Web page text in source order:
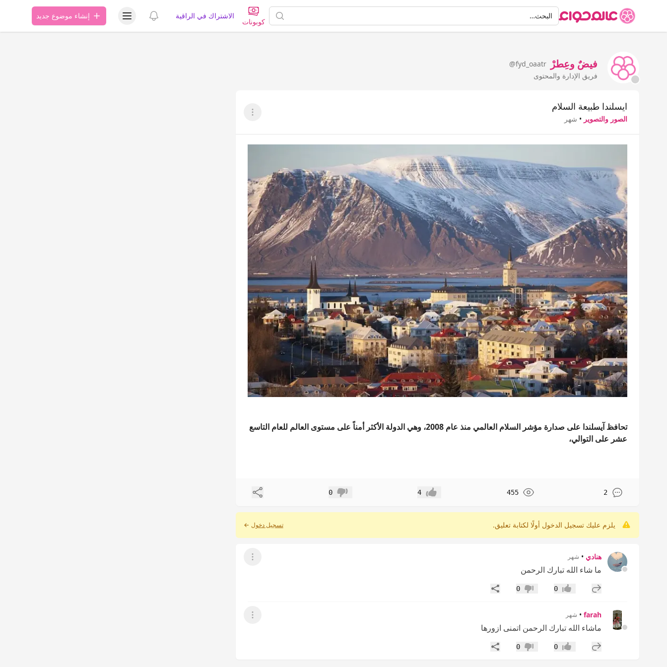
البحثالبحث…
كوبونات
الاشتراك في الراقية عرض الإشعاراتعرض قائمة المستخدمإنشاء موضوع جديد
فيضٌ وعِطرْ
@fyd_oaatr
فريق الإدارة والمحتوى
ايسلندا طبيعة السلام
الصور والتصوير • شهر عرض القائمة
تحافظ آيسلندا على صدارة مؤشر السلام العالمي منذ عام 2008، وهي الدولة الأكثر أمناً على مستوى العالم للعام التاسع
عشر على التوالي،
2
455 إعجاب 4 عدم إعجاب
0 مشاركة
يلزم عليك تسجيل الدخول أولًا لكتابة تعليق. تسجيل دخول ←
هنادي • شهر عرض القائمة
ما شاء الله تبارك الرحمن
إضافة رد جديد
إعجاب0 عدم إعجاب
0 مشاركة
farah
• شهر عرض القائمة
ماشاء الله تبارك الرحمن اتمنى ازورها
إضافة رد جديد
إعجاب0 عدم إعجاب
0 مشاركة